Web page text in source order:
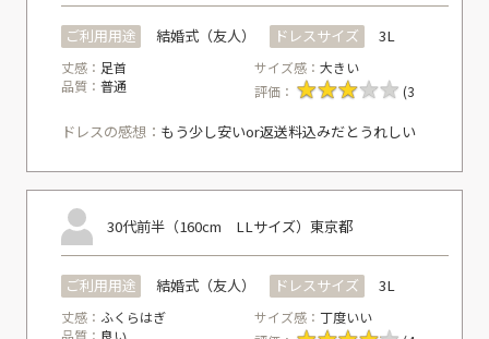
ご利用用途 結婚式（友人） ドレスサイズ 3L
丈感： 足首 サイズ感：大きい
品質： 普通 評価： (3
ドレスの感想： もう少し安いor返送料込みだとうれしい
30代前半（160cm LLサイズ） 東京都
ご利用用途 結婚式（友人） ドレスサイズ 3L
丈感： ふくらはぎ サイズ感：丁度いい